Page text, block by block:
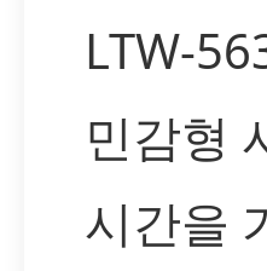
LTW-
민감형
시간을